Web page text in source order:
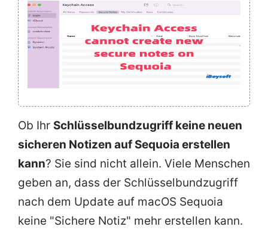
Ob Ihr Schlüsselbundzugriff keine neuen
sicheren Notizen auf Sequoia erstellen
kann? Sie sind nicht allein. Viele Menschen
geben an, dass der Schlüsselbundzugriff
nach dem Update auf macOS Sequoia
keine "Sichere Notiz" mehr erstellen kann.